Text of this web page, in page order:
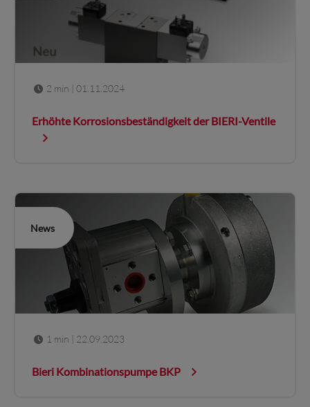
2 min | 01.11.2024
Erhöhte Korrosionsbeständigkeit der BIERI-Ventile
News
1 min | 22.09.2023
Bieri Kombinationspumpe BKP